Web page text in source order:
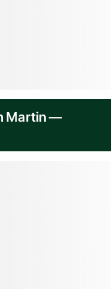
Martin —